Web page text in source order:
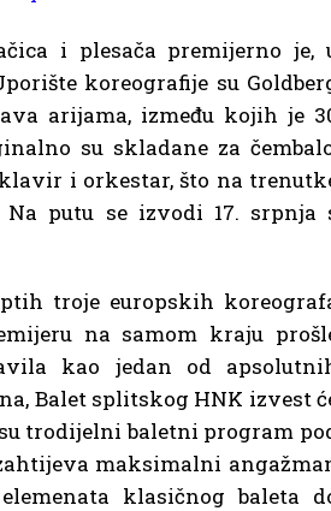
i plesača premijerno je,
koreografije su
arijama, između kojih je
su skladane za
i orkestar, što na
putu se izvodi 17. srpnja
troje europskih
na samom kraju
kao jedan od
Balet splitskog HNK izvest
trodijelni baletni program
maksimalni
klasičnog baleta